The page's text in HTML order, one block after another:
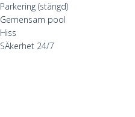
Parkering (stängd)
Gemensam pool
Hiss
SÄkerhet 24/7